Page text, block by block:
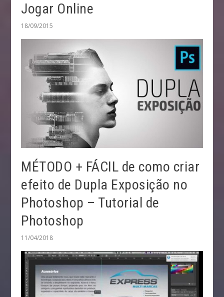
Jogar Online
18/09/2015
MÉTODO + FÁCIL de como criar
efeito de Dupla Exposição no
Photoshop – Tutorial de
Photoshop
11/04/2018